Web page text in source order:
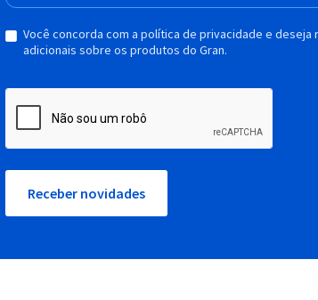
Você concorda com a política de privacidade e deseja
adicionais sobre os produtos do Gran.
Receber novidades